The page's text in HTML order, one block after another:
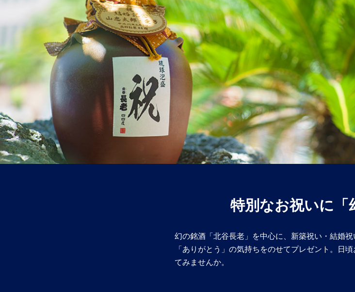
特別なお祝いに「
幻の銘酒「北谷長老」を中心に、新築祝い・結婚
「ありがとう」の気持ちをのせてプレゼント。日
てみませんか。